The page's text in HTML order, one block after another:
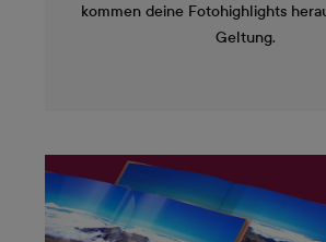
kommen deine Fotohighlights
Geltung.